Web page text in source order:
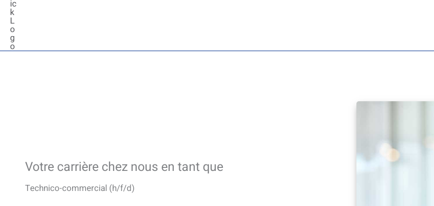
Votre carrière chez nous en tant que
Technico-commercial (h/f/d)